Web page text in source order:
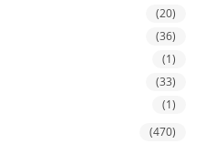
(20)
(36)
(1)
(33)
(1)
(470)